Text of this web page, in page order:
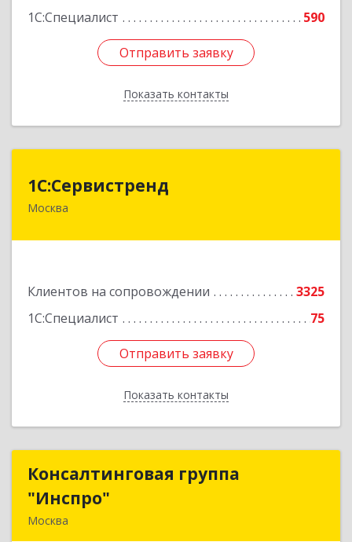
1С:Специалист
590
Отправить заявку
Показать контакты
Отправить заявку
Назад
1С:Сервистренд
Москва
Клиентов на сопровождении
3325
1С:Специалист
75
Отправить заявку
Показать контакты
107023, Москва г, Семёновский пер, дом № 15,
Отправить заявку
Назад
Консалтинговая группа
"Инспро"
Москва
Консалтинговая группа